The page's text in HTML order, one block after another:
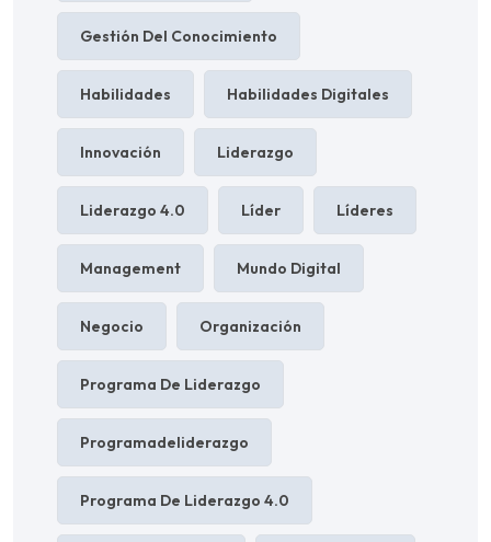
Gestión Del Conocimiento
Habilidades Habilidades Digitales
Innovación Liderazgo
Liderazgo 4.0 Líder Líderes
Management Mundo Digital
Negocio Organización
Programa De Liderazgo
Programadeliderazgo
Programa De Liderazgo 4.0